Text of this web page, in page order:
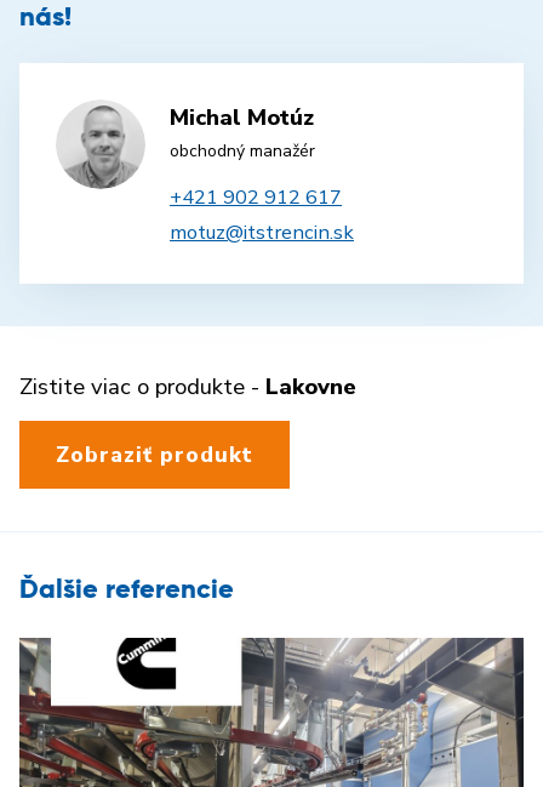
nás!
Michal Motúz
obchodný manažér
+421 902 912 617
motuz@itstrencin.sk
Zistite viac o produkte - Lakovne
Zobraziť produkt
Ďalšie referencie